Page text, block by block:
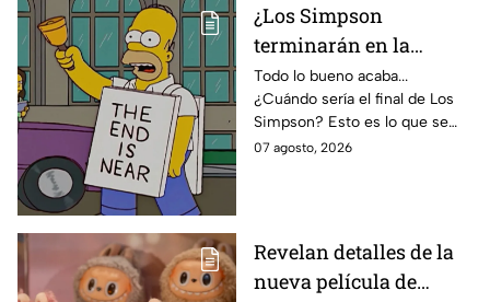
¿Los Simpson
terminarán en la
temporada 40? Actriz
de Bart Simpson da
IMPACTANTE
declaración
Todo lo bueno acaba...
¿Cuándo sería el final de Los
Simpson? Esto es lo que se
sabe:
07 agosto, 2026
Revelan detalles de la
nueva película de